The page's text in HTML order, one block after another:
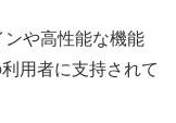
や高性能な機能
用者に支持されて